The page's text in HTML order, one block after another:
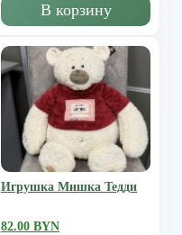
В корзину
Игрушка Мишка Тедди
82.00 BYN